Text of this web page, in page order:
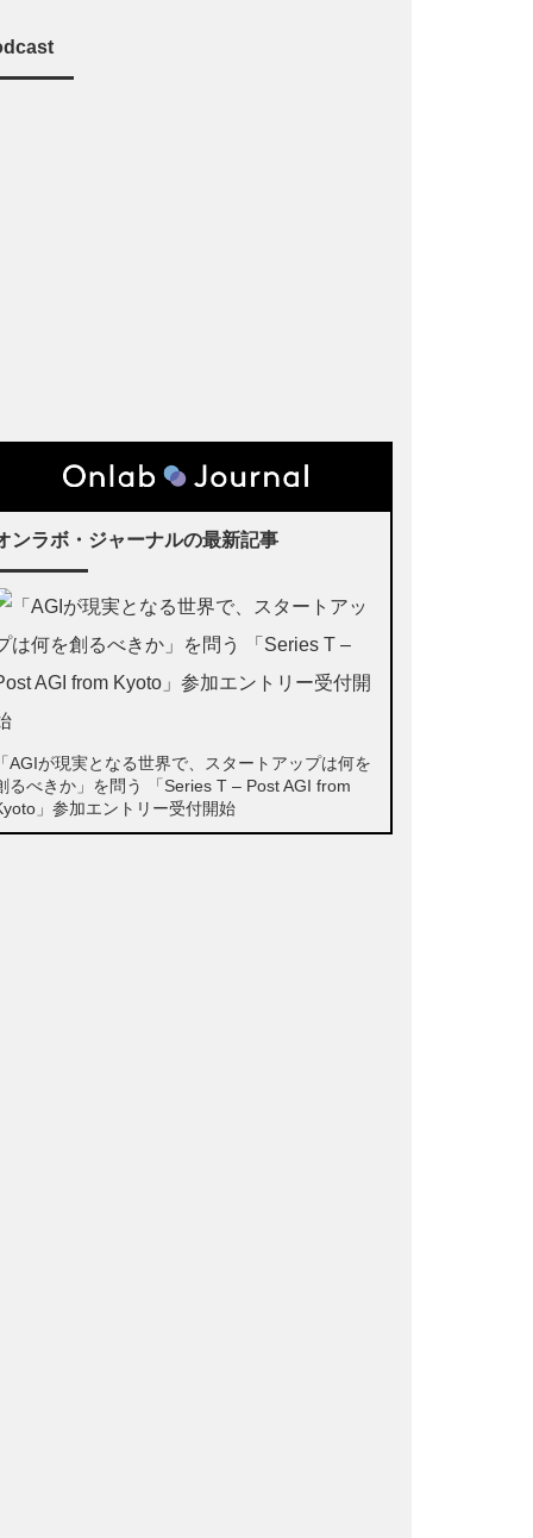
ンラボ・ジャーナルの最新記事
「AGIが現実となる世界で、スタートアップは何を
るべきか」を問う 「Series T – Post AGI from
」参加エントリー受付開始